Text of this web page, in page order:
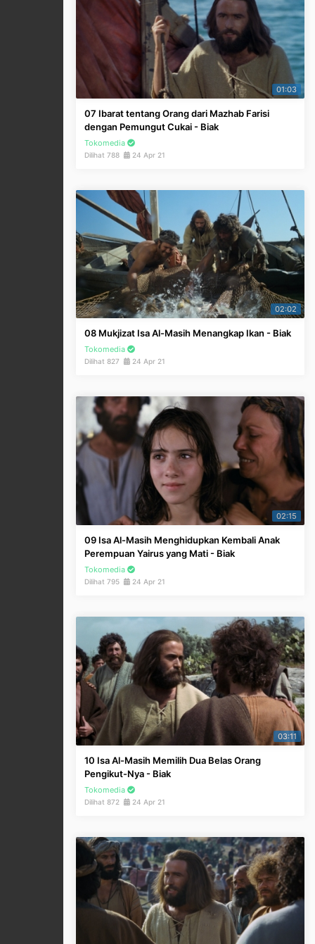
01:03
07 Ibarat tentang Orang dari Mazhab Farisi
dengan Pemungut Cukai - Biak
Tokomedia
Dilihat 788 24 Apr 21
02:02
08 Mukjizat Isa Al-Masih Menangkap Ikan - Biak
Tokomedia
Dilihat 827 24 Apr 21
02:15
09 Isa Al-Masih Menghidupkan Kembali Anak
Perempuan Yairus yang Mati - Biak
Tokomedia
Dilihat 795 24 Apr 21
03:11
10 Isa Al-Masih Memilih Dua Belas Orang
Pengikut-Nya - Biak
Tokomedia
Dilihat 872 24 Apr 21